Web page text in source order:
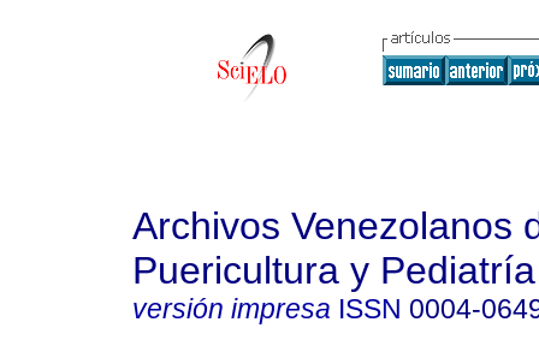
Archivos Venezolanos
Puericultura y Pediatría
versión impresa ISSN 0004-